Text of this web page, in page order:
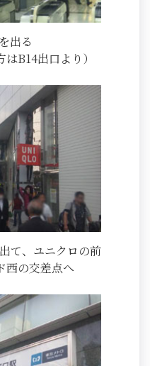
出る
はB14出口より）
て、ユニクロの前
西の交差点へ